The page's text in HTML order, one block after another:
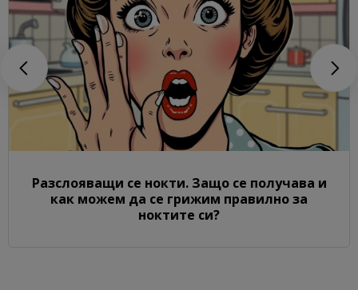
Разслояващи се нокти. Защо се получава и
как можем да се грижим правилно за
ноктите си?